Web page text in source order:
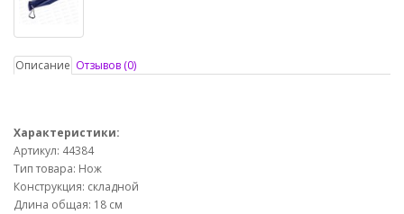
Описание Отзывов (0)
Характеристики:
Артикул: 44384
Тип товара: Нож
Конструкция: складной
Длина общая: 18 см